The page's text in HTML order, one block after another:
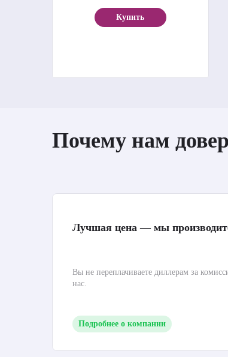
Купить
Почему нам
Лучшая цена — мы
Вы не переплачиваете диллерам за
нас.
Подробнее о компании